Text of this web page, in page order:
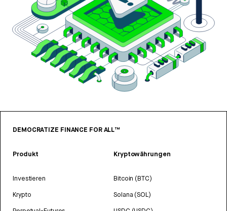
DEMOCRATIZE FINANCE FOR ALL™
Produkt
Investieren
Krypto
Kryptowährungen
Bitcoin (BTC)
Solana (SOL)